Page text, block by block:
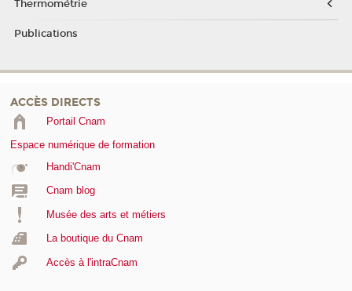
Thermométrie
Publications
ACCÈS DIRECTS
Portail Cnam
Espace numérique de formation
Handi'Cnam
Cnam blog
Musée des arts et métiers
La boutique du Cnam
Accès à l'intraCnam